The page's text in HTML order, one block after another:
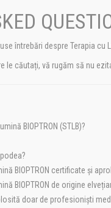
întrebări despre Terapia cu
le căutați, vă rugăm să nu
BIOPTRON (STLB)?
BIOPTRON certificate și
BIOPTRON de origine
doar de profesioniști